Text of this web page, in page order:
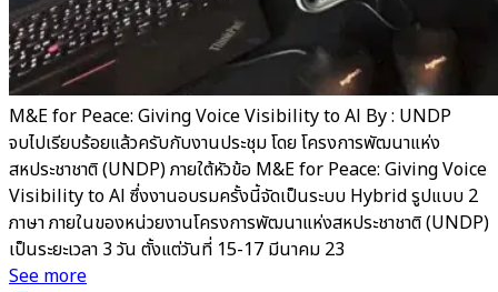
M&E for Peace: Giving Voice Visibility to Al By : UNDP
จบไปเรียบร้อยแล้วครับกับงานประชุม โดย โครงการพัฒนาแห่ง
สหประชาชาติ (UNDP) ภายใต้หัวข้อ M&E for Peace: Giving Voice
Visibility to Al ซึ่งงานอบรมครั้งนี้จัดเป็นระบบ Hybrid รูปแบบ 2
ภาษา ภายในของหน่วยงานโครงการพัฒนาแห่งสหประชาชาติ (UNDP)
เป็นระยะเวลา 3 วัน ตั้งแต่วันที่ 15-17 มีนาคม 23
See more